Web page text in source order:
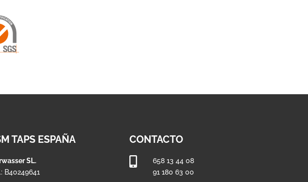
TAPS ESPAÑA
SL.
B40249641
CONTACTO

658 13 44 08
91 180 63 00